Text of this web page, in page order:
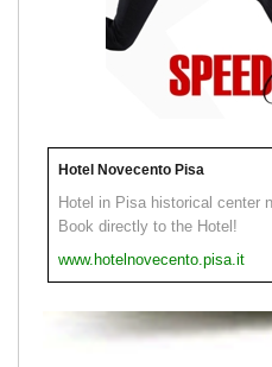
Hotel Novecento Pisa
Hotel in Pisa historical center
Book directly to the Hotel!
www.hotelnovecento.pisa.it